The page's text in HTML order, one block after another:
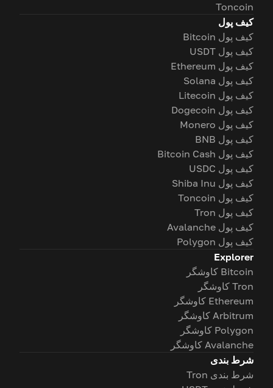
Toncoin
کیف پول
کیف پول Bitcoin
کیف پول USDT
کیف پول Ethereum
کیف پول Solana
کیف پول Litecoin
کیف پول Dogecoin
کیف پول Monero
کیف پول BNB
کیف پول Bitcoin Cash
کیف پول USDC
کیف پول Shiba Inu
کیف پول Toncoin
کیف پول Tron
کیف پول Avalanche
کیف پول Polygon
Explorer
Bitcoin کاوشگر
Tron کاوشگر
Ethereum کاوشگر
Arbitrum کاوشگر
Polygon کاوشگر
Avalanche کاوشگر
شرط بندی
شرط بندی Tron